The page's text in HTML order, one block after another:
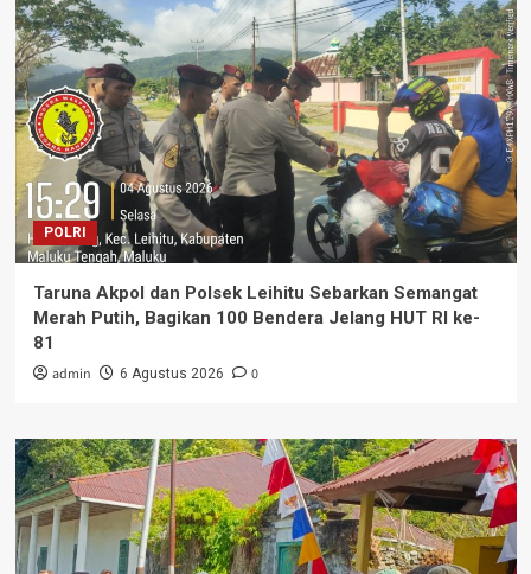
POLRI
Taruna Akpol dan Polsek Leihitu Sebarkan Semangat
Merah Putih, Bagikan 100 Bendera Jelang HUT RI ke-
81
admin 6 Agustus 2026 0